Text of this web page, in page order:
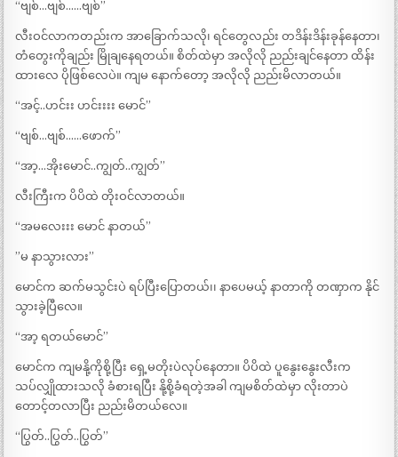
“ဗျစ်…ဗျစ်……ဗျစ်”
လီးဝင်လာကတည်းက အာခြောက်သလို၊ ရင်တွေလည်း တဒိန်းဒိန်းခုန်နေတာ၊
တံတွေးကိုချည်း မြိုချနေရတယ်။ စိတ်ထဲမှာ အလိုလို ညည်းချင်နေတာ ထိန်း
ထားလေ ပိုဖြစ်လေပဲ။ ကျမ နောက်တော့ အလိုလို ညည်းမိလာတယ်။
“အင့်..ဟင်းး ဟင်းးးး မောင်”
“ဗျစ်…ဗျစ်……ဖောက်”
“အာ့…အိုးမောင်..ကျွတ်..ကျွတ်”
လီးကြီးက ပိပိထဲ တိုးဝင်လာတယ်။
“အမလေးးး မောင် နာတယ်”
”မ နာသွားလား”
မောင်က ဆက်မသွင်းပဲ ရပ်ပြီးပြောတယ်၊၊ နာပေမယ့် နာတာကို တဏှာက နိုင်
သွားခဲ့ပြီလေ။
“အာ့ ရတယ်မောင်”
မောင်က ကျမနို့ကိုစို့ပြီး ရှေ့မတိုးပဲလုပ်နေတာ။ ပိပိထဲ ပူနွေးနွေးလီးက
သပ်လျှိုထားသလို ခံစားရပြီး နို့စို့ခံရတဲ့အခါ ကျမစိတ်ထဲမှာ လိုးတာပဲ
တောင့်တလာပြီး ညည်းမိတယ်လေ။
“ပြွတ်..ပြွတ်..ပြွတ်”